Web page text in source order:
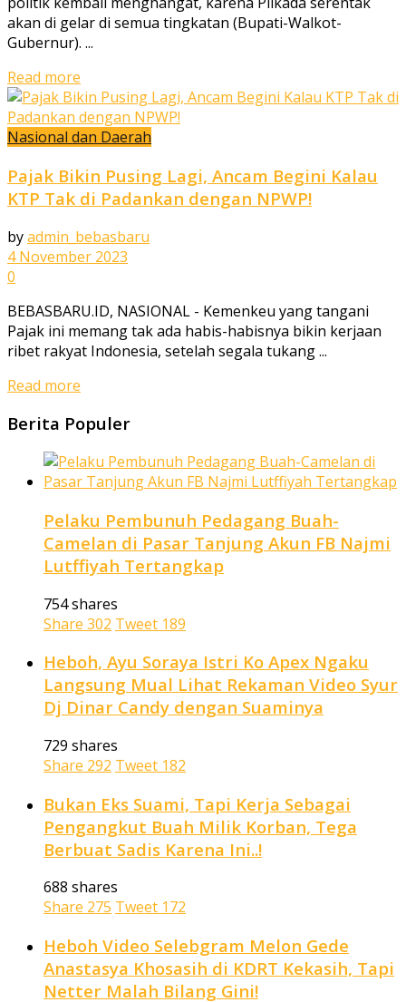
akan di gelar di semua tingkatan (Bupati-Walkot-
Gubernur). ...
Read more
Nasional dan Daerah
Pajak Bikin Pusing Lagi, Ancam Begini Kalau
KTP Tak di Padankan dengan NPWP!
byadmin_bebasbaru
4 November 2023
0
BEBASBARU.ID, NASIONAL - Kemenkeu yang tangani
Pajak ini memang tak ada habis-habisnya bikin kerjaan
ribet rakyat Indonesia, setelah segala tukang ...
Read more
Berita Populer
Pelaku Pembunuh Pedagang Buah-
Camelan di Pasar Tanjung Akun FB Najmi
Lutffiyah Tertangkap
754 shares
Share 302 Tweet 189
Heboh, Ayu Soraya Istri Ko Apex Ngaku
Langsung Mual Lihat Rekaman Video Syur
Dj Dinar Candy dengan Suaminya
729 shares
Share 292 Tweet 182
Bukan Eks Suami, Tapi Kerja Sebagai
Pengangkut Buah Milik Korban, Tega
Berbuat Sadis Karena Ini..!
688 shares
Share 275 Tweet 172
Heboh Video Selebgram Melon Gede
Anastasya Khosasih di KDRT Kekasih, Tapi
Netter Malah Bilang Gini!